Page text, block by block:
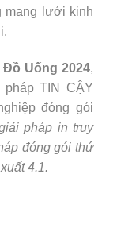
mạng lưới kinh
Uống 2024,
TIN CẬY
đóng gói
pháp in truy
đóng gói thứ
4.1.